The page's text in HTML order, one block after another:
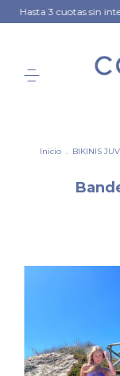
Hasta 3 cuotas sin
Inicio . BIKINIS